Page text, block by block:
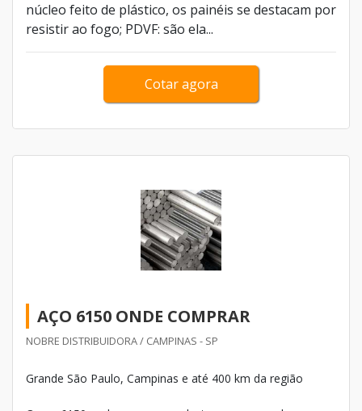
núcleo feito de plástico, os painéis se destacam por
resistir ao fogo; PDVF: são ela...
Cotar agora
AÇO 6150 ONDE COMPRAR
NOBRE DISTRIBUIDORA / CAMPINAS - SP
Grande São Paulo, Campinas e até 400 km da região